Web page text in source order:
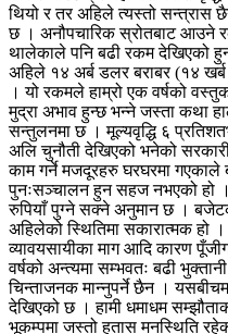
थियो र तर अहिले त्यस्तो सन्त्रास
छ । अनौपचारिक स्रोतबाट आउने
थालेकाले पनि बढी रकम देखिएको
अहिले १४ अर्ब डलर बराबर (१४
। यो रकमले हाम्रो एक वर्षको
मुद्रा अभाव हुन्छ भन्ने जस्ता कथा
सन्तुलनमा छ । मूल्यवृद्धि ६
अलि चुनौती देखिएको भनेको
काम गर्ने मजदूरहरु घरघरमा गएकाले
पुनःसञ्चालन हुन सहज नभएको हो ।
रुपियाँ पुग्ने सक्ने अनुमान छ ।
अहिलेको स्थितिमा सकारात्मक हो ।
व्यावयसायीका माग आदि कारण
वर्षको अन्त्यमा सम्भवतः बढी
चिन्ताजनक मान्नुपर्ने छैन ।
देखिएको छ । हामी धमाधम
भूकम्पमा जस्तो हतास मनस्थिति